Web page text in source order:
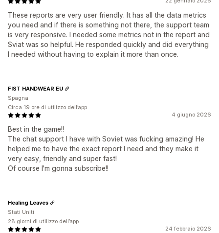
These reports are very user friendly. It has all the data metrics
you need and if there is something not there, the support team
is very responsive. I needed some metrics not in the report and
Sviat was so helpful. He responded quickly and did everything
I needed without having to explain it more than once.
4 giugno 2026
Best in the game!!
The chat support I have with Soviet was fucking amazing! He
helped me to have the exact report I need and they make it
very easy, friendly and super fast!
Of course I'm gonna subscribe!!
FIST HANDWEAR EU
Spagna
Circa 19 ore di utilizzo dell’app
24 febbraio 2026
Healing Leaves
Stati Uniti
28 giorni di utilizzo dell’app